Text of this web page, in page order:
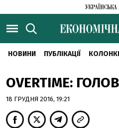
НОВИНИ ПУБЛІКАЦІЇ
OVERTIME:
18 ГРУДНЯ 2016, 19:21